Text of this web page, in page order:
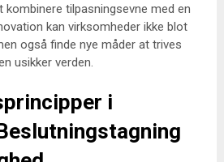
tilpasningsevne med en
kan virksomheder ikke blot
også finde nye måder at trives
usikker verden.
i